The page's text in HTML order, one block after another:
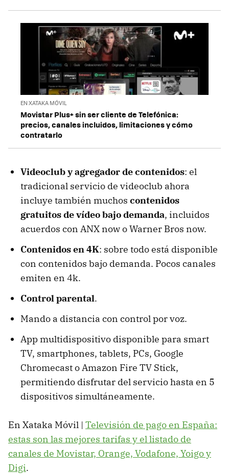
EN XATAKA MÓVIL
Movistar Plus+ sin ser cliente de Telefónica:
precios, canales incluidos, limitaciones y cómo
contratarlo
Videoclub y agregador de contenidos: el
tradicional servicio de videoclub ahora
incluye también muchos contenidos
gratuitos de vídeo bajo demanda, incluidos
acuerdos con ANX now o Warner Bros now.
Contenidos en 4K: sobre todo está disponible
con contenidos bajo demanda. Pocos canales
emiten en 4k.
Control parental.
Mando a distancia con control por voz.
App multidispositivo disponible para smart
TV, smartphones, tablets, PCs, Google
Chromecast o Amazon Fire TV Stick,
permitiendo disfrutar del servicio hasta en 5
dispositivos simultáneamente.
En Xataka Móvil | Televisión de pago en España:
estas son las mejores tarifas y el listado de
canales de Movistar, Orange, Vodafone, Yoigo y
Digi.